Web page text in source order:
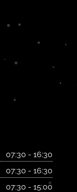
07:30 - 16:30
07:30 - 16:30
07:30 - 15:00